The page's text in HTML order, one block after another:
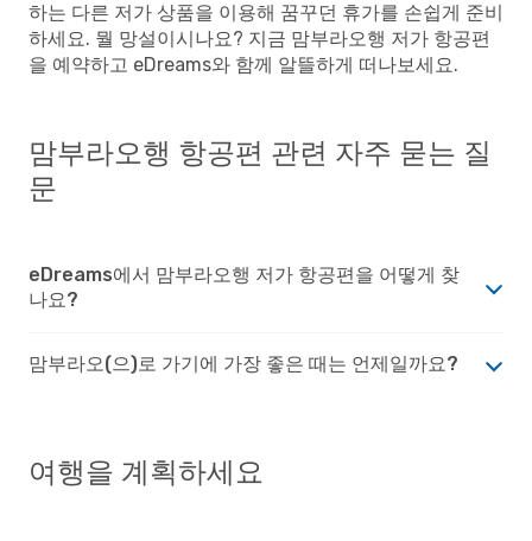
하는 다른 저가 상품을 이용해 꿈꾸던 휴가를 손쉽게 준비
하세요. 뭘 망설이시나요? 지금 맘부라오행 저가 항공편
을 예약하고 eDreams와 함께 알뜰하게 떠나보세요.
맘부라오행 항공편 관련 자주 묻는 질
문
eDreams에서 맘부라오행 저가 항공편을 어떻게 찾
나요?
맘부라오(으)로 가기에 가장 좋은 때는 언제일까요?
여행을 계획하세요